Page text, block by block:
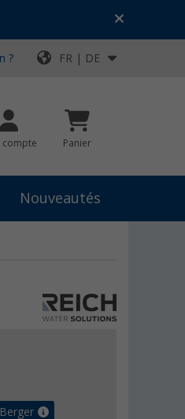
? FR | DE
compte Panier
Nouveautés